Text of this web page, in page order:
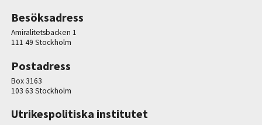
Besöksadress
Amiralitetsbacken 1
111 49 Stockholm
Postadress
Box 3163
103 63 Stockholm
Utrikespolitiska institutet